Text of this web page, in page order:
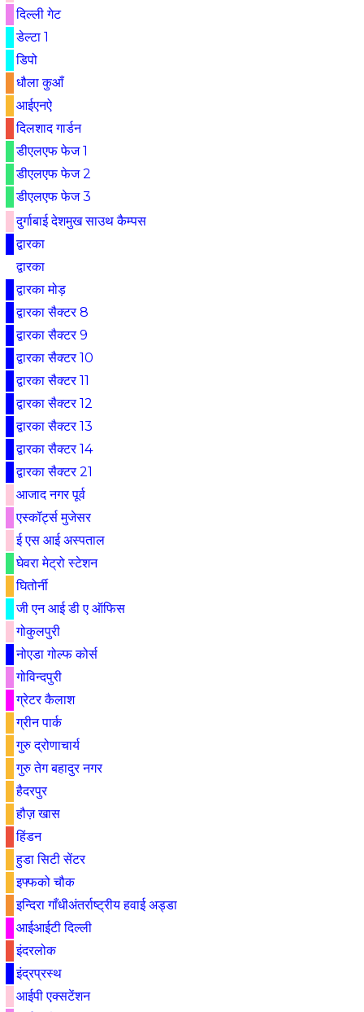
दिल्ली गेट
डेल्टा 1
डिपो
धौला कुआँ
आईएनऐ
दिलशाद गार्डन
डीएलएफ फेज 1
डीएलएफ फेज 2
डीएलएफ फेज 3
दुर्गाबाई देशमुख साउथ कैम्पस
द्वारका
द्वारका
द्वारका मोड़
द्वारका सैक्टर 8
द्वारका सैक्टर 9
द्वारका सैक्टर 10
द्वारका सैक्टर 11
द्वारका सैक्टर 12
द्वारका सैक्टर 13
द्वारका सैक्टर 14
द्वारका सैक्टर 21
आजाद नगर पूर्व
एस्कॉर्ट्स मुजेसर
ई एस आई अस्पताल
घेवरा मेट्रो स्टेशन
घितोर्नी
जी एन आई डी ए ऑफिस
गोकुलपुरी
नोएडा गोल्फ कोर्स
गोविन्दपुरी
ग्रेटर कैलाश
ग्रीन पार्क
गुरु द्रोणाचार्य
गुरु तेग बहादुर नगर
हैदरपुर
हौज़ खास
हिंडन
हुडा सिटी सेंटर
इफ्फको चौक
इन्दिरा गाँधीअंतर्राष्ट्रीय हवाई अड्डा
आईआईटी दिल्ली
इंदरलोक
इंद्रप्रस्थ
आईपी एक्सटेंशन